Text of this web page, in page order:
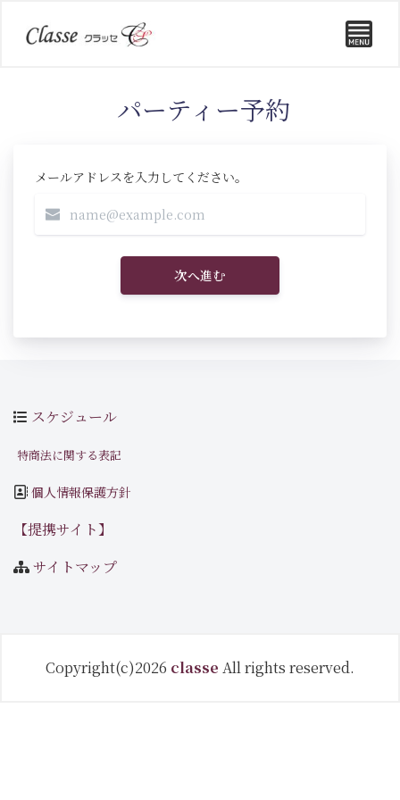
パーティー予約
メールアドレスを入力してください。
次へ進む
スケジュール
特商法に関する表記
個人情報保護方針
【提携サイト】
サイトマップ
Copyright(c)2026 classe All rights reserved.